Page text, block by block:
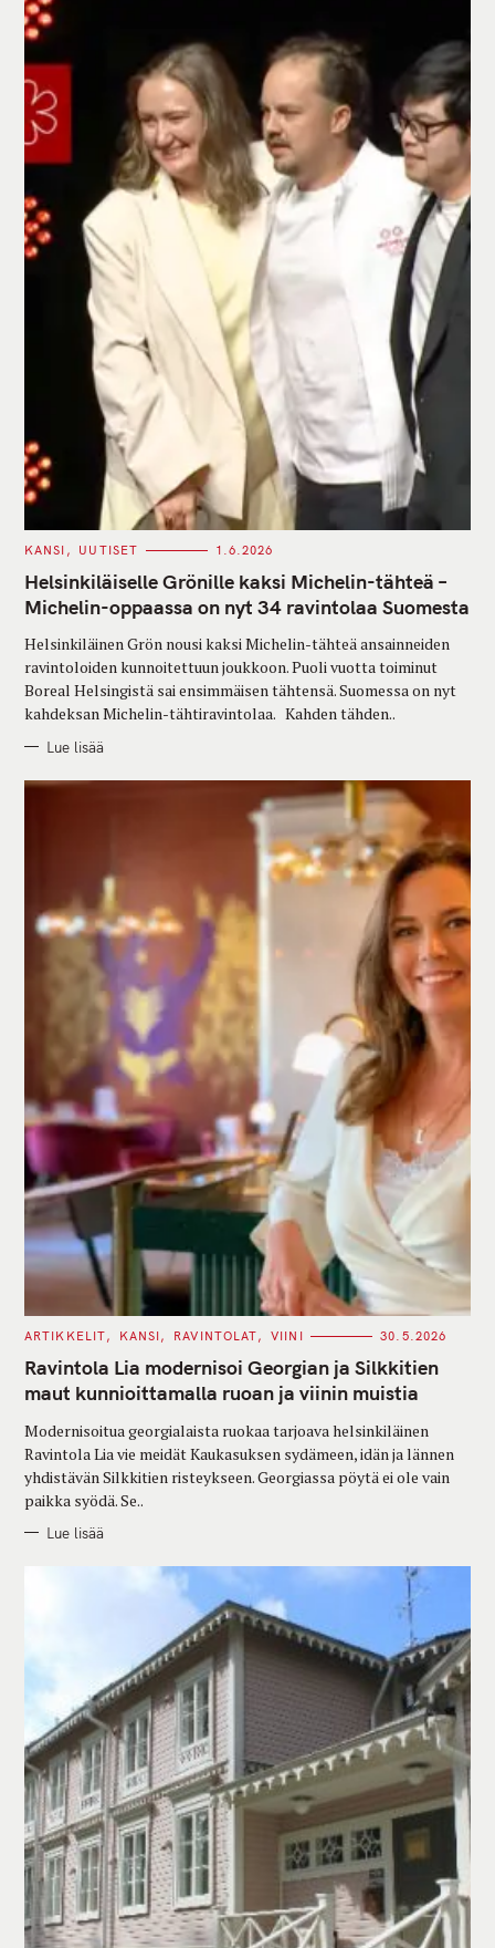
C
T
E
G
O
I
S
KANSI UUTISET 1.6.2026
Helsinkiläiselle Grönille kaksi Michelin-tähteä –
Michelin-oppaassa on nyt 34 ravintolaa Suomesta
Helsinkiläinen Grön nousi kaksi Michelin-tähteä ansainneiden
ravintoloiden kunnoitettuun joukkoon. Puoli vuotta toiminut
Boreal Helsingistä sai ensimmäisen tähtensä. Suomessa on nyt
kahdeksan Michelin-tähtiravintolaa. Kahden tähden..
Lue lisää
C
T
E
G
O
I
E
S
ARTIKKELIT KANSI RAVINTOLAT VIINI 30.5.2026
Ravintola Lia modernisoi Georgian ja Silkkitien
maut kunnioittamalla ruoan ja viinin muistia
Modernisoitua georgialaista ruokaa tarjoava helsinkiläinen
Ravintola Lia vie meidät Kaukasuksen sydämeen, idän ja lännen
yhdistävän Silkkitien risteykseen. Georgiassa pöytä ei ole vain
paikka syödä. Se..
Lue lisää